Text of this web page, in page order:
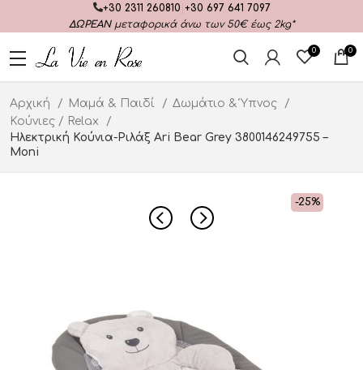
+30 2311 260810 +30 697 641 7097
ΔΩΡΕΑΝμεταφορικά άνω των 50€ έως 2kg*
0 0
Αρχική Μαμά & Παιδί
Δωμάτιο & Ύπνος
Κούνιες / Relax
Ηλεκτρική Κούνια-Ριλάξ Ari Bear Grey 3800146249755 –
Moni
-25%